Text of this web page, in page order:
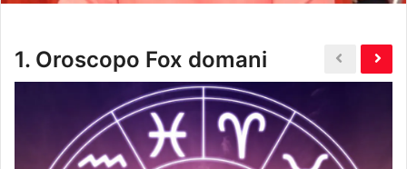
1. Oroscopo Fox domani